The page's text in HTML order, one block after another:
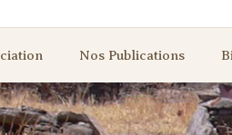
Nos Publications